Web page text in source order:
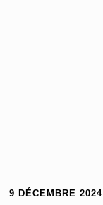
9 DÉCEMBRE 2024